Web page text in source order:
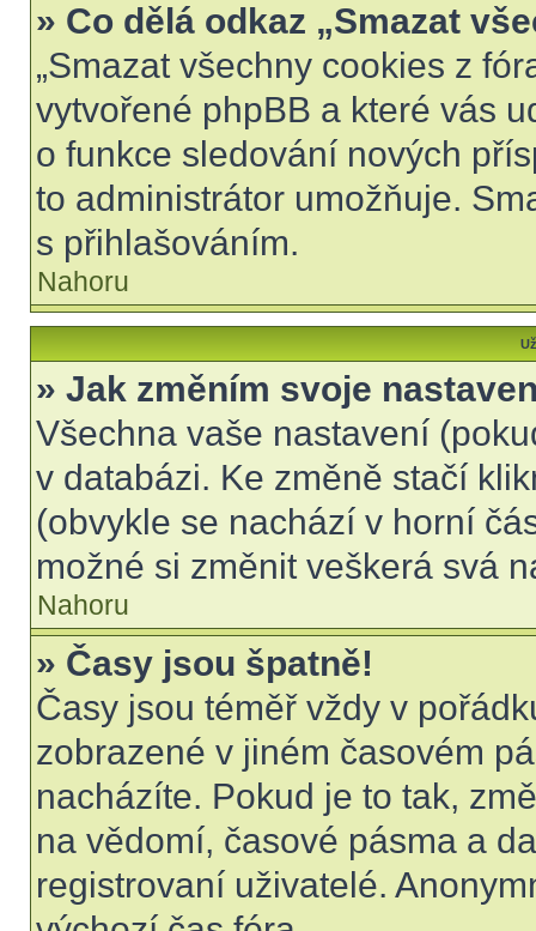
» Co dělá odkaz „Smazat
„Smazat všechny cookies z
vytvořené phpBB a které vás
o funkce sledování nových
to administrátor umožňuje.
s přihlašováním.
Nahoru
» Jak změním svoje
Všechna vaše nastavení
v databázi. Ke změně stačí
(obvykle se nachází v horní
možné si změnit veškerá svá
Nahoru
» Časy jsou špatně!
Časy jsou téměř vždy v
zobrazené v jiném časovém
nacházíte. Pokud je to tak,
na vědomí, časové pásma a
registrovaní uživatelé.